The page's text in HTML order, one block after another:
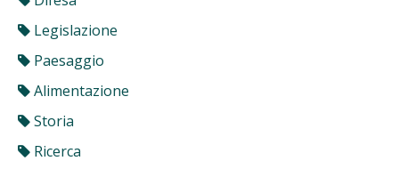
Legislazione
Paesaggio
Alimentazione
Storia
Ricerca